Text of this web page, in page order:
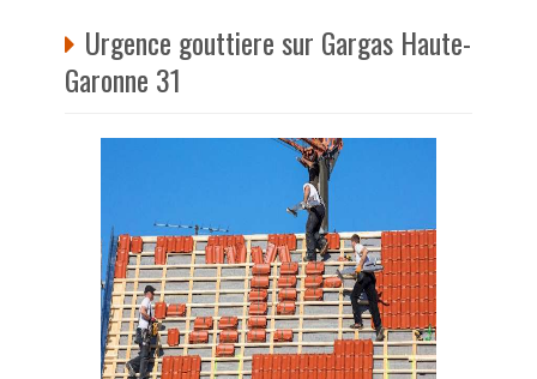
Urgence gouttiere sur Gargas Haute-
Garonne 31